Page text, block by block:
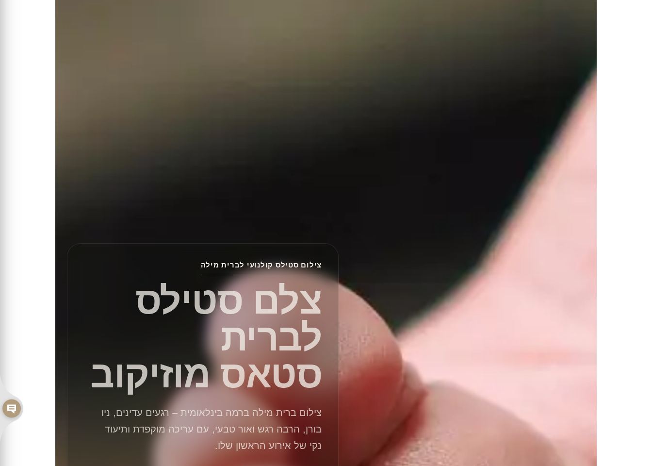
צילום סטילס קולנועי לברית מילה
צלם סטילס
לברית
סטאס מוזיקוב
צילום ברית מילה ברמה בינלאומית – רגעים עדינים, ניו
בורן, הרבה רגש ואור טבעי, עם עריכה מוקפדת ותיעוד
נקי של אירוע הראשון שלו.